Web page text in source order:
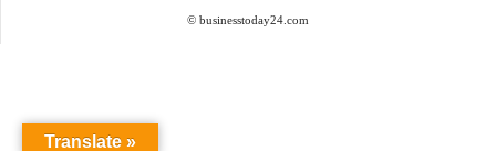
© businesstoday24.com
Translate »